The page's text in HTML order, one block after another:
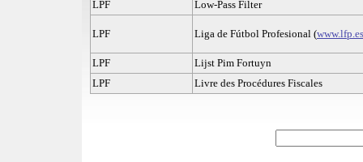
LPF
Low-Pass Filter
LPF Liga de Fútbol Profesional (www.lfp.es
LPF
Lijst Pim Fortuyn
LPF
Livre des Procédures Fiscales